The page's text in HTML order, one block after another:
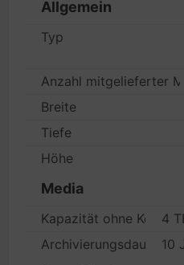
Allgemein
Typ
Anzahl mitgelieferter
Breite
Tiefe
Höhe
Media
Kapazität ohne
4
Archivierungsdauer
10